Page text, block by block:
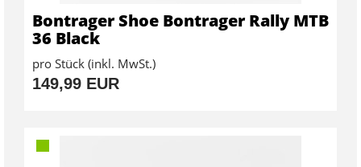
Bontrager Shoe Bontrager Rally MTB
36 Black
pro Stück (inkl. MwSt.)
149,99 EUR